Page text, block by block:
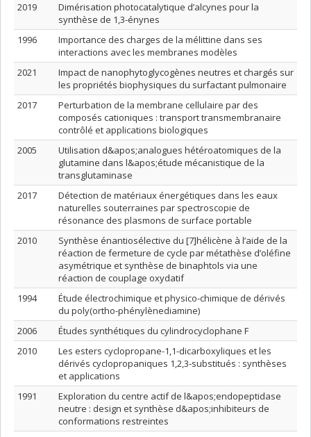
2019
Dimérisation photocatalytique d’alcynes pour la
synthèse de 1,3-énynes
1996
Importance des charges de la mélittine dans ses
interactions avec les membranes modèles
2021
Impact de nanophytoglycogènes neutres et chargés sur
les propriétés biophysiques du surfactant pulmonaire
2017
Perturbation de la membrane cellulaire par des
composés cationiques : transport transmembranaire
contrôlé et applications biologiques
2005
Utilisation d&apos;analogues hétéroatomiques de la
glutamine dans l&apos;étude mécanistique de la
transglutaminase
2017
Détection de matériaux énergétiques dans les eaux
naturelles souterraines par spectroscopie de
résonance des plasmons de surface portable
2010
Synthèse énantiosélective du [7]hélicène à l’aide de la
réaction de fermeture de cycle par métathèse d’oléfine
asymétrique et synthèse de binaphtols via une
réaction de couplage oxydatif
1994
Étude électrochimique et physico-chimique de dérivés
du poly(ortho-phénylènediamine)
2006
Études synthétiques du cylindrocyclophane F
2010
Les esters cyclopropane-1,1-dicarboxyliques et les
dérivés cyclopropaniques 1,2,3-substitués : synthèses
et applications
1991
Exploration du centre actif de l&apos;endopeptidase
neutre : design et synthèse d&apos;inhibiteurs de
conformations restreintes